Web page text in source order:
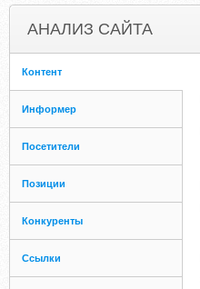
АНАЛИЗ САЙТА
Контент
Информер
Посетители
Позиции
Конкуренты
Ссылки